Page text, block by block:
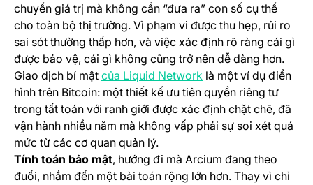
chuyển giá trị mà không cần “đưa ra” con số cụ thể
cho toàn bộ thị trường. Vì phạm vi được thu hẹp, rủi ro
sai sót thường thấp hơn, và việc xác định rõ ràng cái gì
được bảo vệ, cái gì không cũng trở nên dễ dàng hơn.
Giao dịch bí mật của Liquid Network (opens in a new tab)
là một ví dụ điển
hình trên Bitcoin: một thiết kế ưu tiên quyền riêng tư
trong tất toán với ranh giới được xác định chặt chẽ, đã
vận hành nhiều năm mà không vấp phải sự soi xét quá
mức từ các cơ quan quản lý.
Tính toán bảo mật, hướng đi mà Arcium đang theo
đuổi, nhắm đến một bài toán rộng lớn hơn. Thay vì chỉ